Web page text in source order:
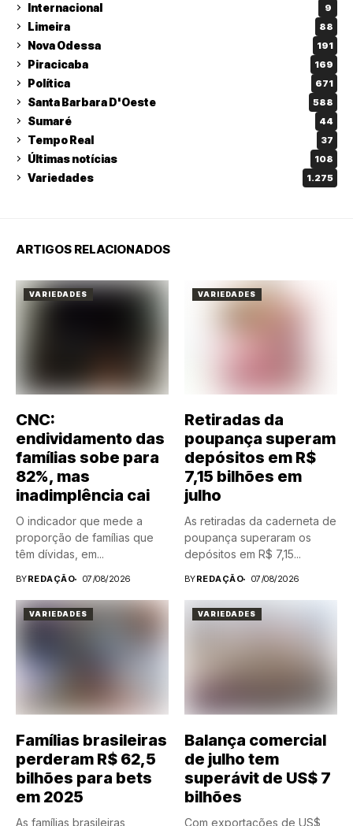
Internacional 9
Limeira 88
Nova Odessa 191
Piracicaba 169
Política 671
Santa Barbara D'Oeste 588
Sumaré 44
Tempo Real 37
Últimas notícias 108
Variedades 1.275
ARTIGOS RELACIONADOS
VARIEDADES
CNC:
endividamento das
famílias sobe para
82%, mas
inadimplência cai
O indicador que mede a
proporção de famílias que
têm dívidas, em...
BYREDAÇÃO 07/08/2026
VARIEDADES
Retiradas da
poupança superam
depósitos em R$
7,15 bilhões em
julho
As retiradas da caderneta de
poupança superaram os
depósitos em R$ 7,15...
BYREDAÇÃO 07/08/2026
VARIEDADES
Famílias brasileiras
perderam R$ 62,5
bilhões para bets
em 2025
As famílias brasileiras
VARIEDADES
Balança comercial
de julho tem
superávit de US$ 7
bilhões
Com exportações de US$